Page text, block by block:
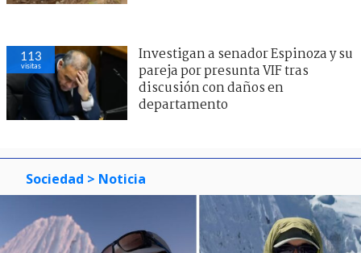
113
visitas
Investigan a senador Espinoza y su
pareja por presunta VIF tras
discusión con daños en
departamento
Sociedad > Noticia